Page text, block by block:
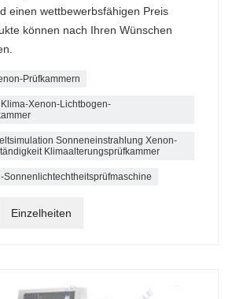
einen wettbewerbsfähigen Preis
können nach Ihren Wünschen
Prüfkammern
Xenon-Lichtbogen-
Sonneneinstrahlung Xenon-
Klimaalterungsprüfkammer
Sonnenlichtechtheitsprüfmaschine
Einzelheiten